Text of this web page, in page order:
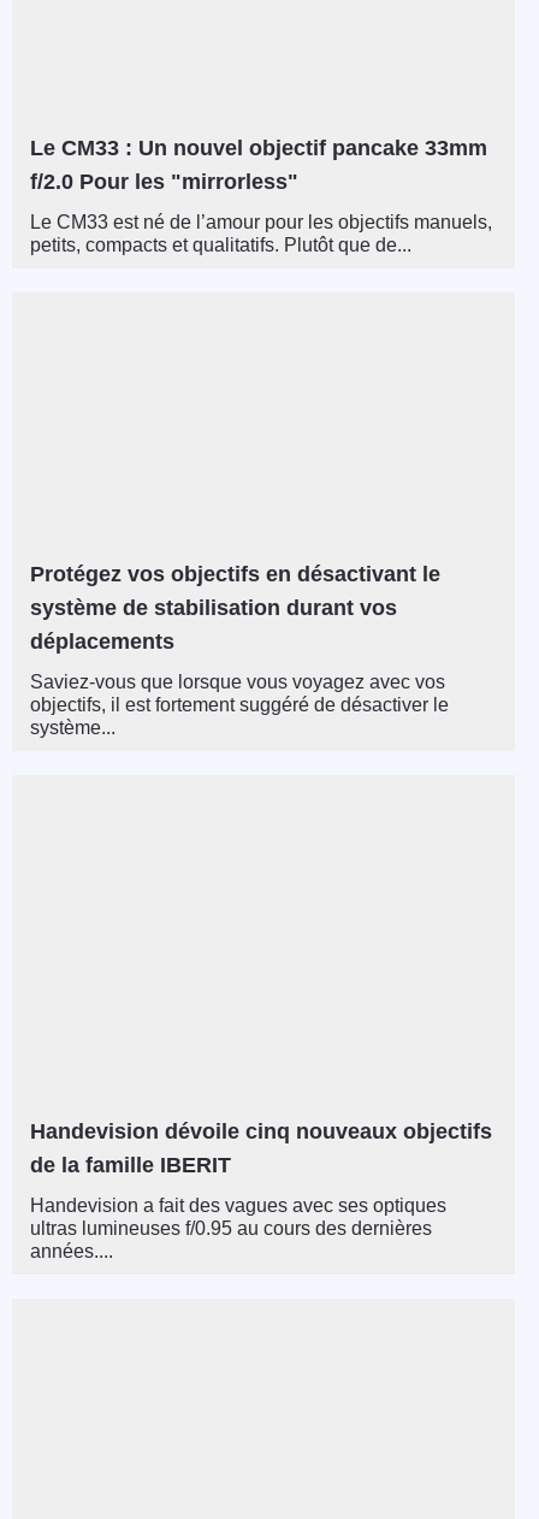
Le CM33 : Un nouvel objectif pancake 33mm
f/2.0 Pour les "mirrorless"
Le CM33 est né de l’amour pour les objectifs manuels,
petits, compacts et qualitatifs. Plutôt que de...
Protégez vos objectifs en désactivant le
système de stabilisation durant vos
déplacements
Saviez-vous que lorsque vous voyagez avec vos
objectifs, il est fortement suggéré de désactiver le
système...
Handevision dévoile cinq nouveaux objectifs
de la famille IBERIT
Handevision a fait des vagues avec ses optiques
ultras lumineuses f/0.95 au cours des dernières
années....